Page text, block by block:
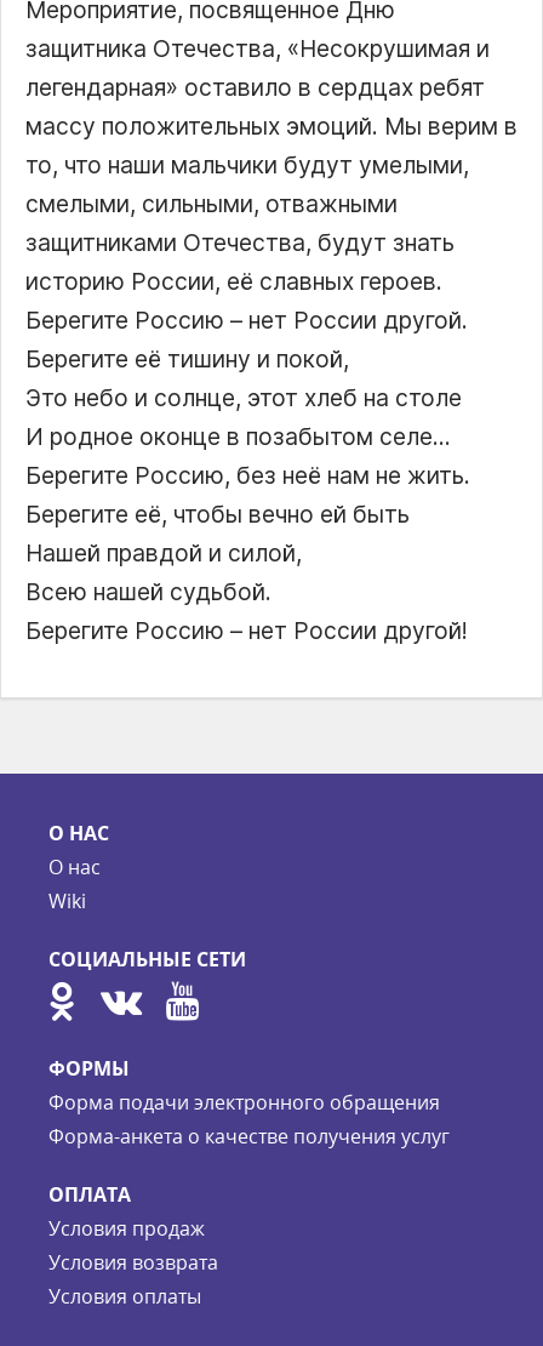
Мероприятие, посвященное Дню
защитника Отечества, «Несокрушимая и
легендарная» оставило в сердцах ребят
массу положительных эмоций. Мы верим в
то, что наши мальчики будут умелыми,
смелыми, сильными, отважными
защитниками Отечества, будут знать
историю России, её славных героев.
Берегите Россию – нет России другой.
Берегите её тишину и покой,
Это небо и солнце, этот хлеб на столе
И родное оконце в позабытом селе…
Берегите Россию, без неё нам не жить.
Берегите её, чтобы вечно ей быть
Нашей правдой и силой,
Всею нашей судьбой.
Берегите Россию – нет России другой!
О НАС
О нас
Wiki
СОЦИАЛЬНЫЕ СЕТИ
ФОРМЫ
Форма подачи электронного обращения
Форма-анкета о качестве получения услуг
ОПЛАТА
Условия продаж
Условия возврата
Условия оплаты